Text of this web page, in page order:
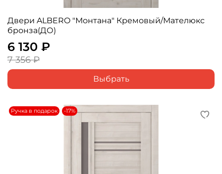
Двери ALBERO "Монтана" Кремовый/Мателюкс
бронза(ДО)
6 130 ₽
7 356 ₽
Выбрать
Ручка в подарок -17%